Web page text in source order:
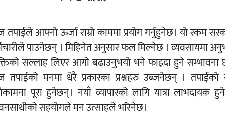
आफ्नो ऊर्जा राम्रो काममा प्रयोग गर्नुहुनेछ। यो रकम
पाउनेछन् । मिहिनेत अनुसार फल मिल्नेछ । व्यवसायमा
सल्लाह लिएर आगो बढाउनुभयो भने फाइदा हुने सम्भावना
मनमा धेरै प्रकारका प्रश्नहरु उब्जनेछन् ।
पूरा हुनेछन्। नयाँ व्यापारको लागि यात्रा लाभदायक
सहयोगले मन उत्साहले भरिनेछ।